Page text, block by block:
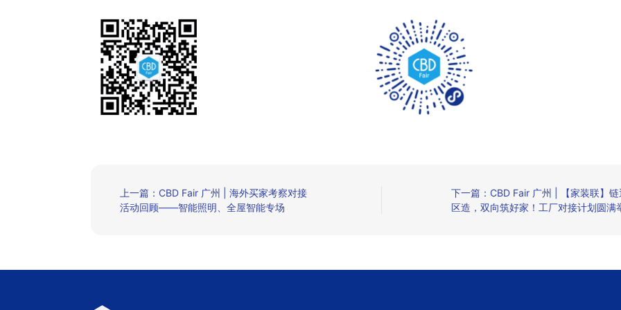
上一篇：CBD Fair 广州 | 海外买家考察对接
活动回顾——智能照明、全屋智能专场
下一篇：CBD Fair 广州 | 【家装联】链
区造，双向筑好家！工厂对接计划圆满